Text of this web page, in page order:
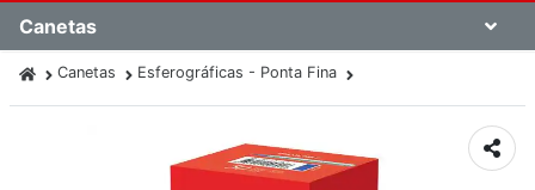
Canetas
Canetas Esferográficas - Ponta Fina